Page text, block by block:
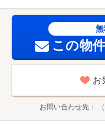
この物
お
お問い合わせ先